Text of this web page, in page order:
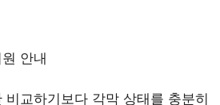
안내
교하기보다 각막 상태를 충분히